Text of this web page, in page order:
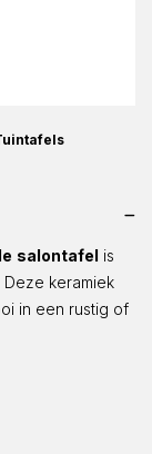
salontafel is
keramiek
in een rustig of